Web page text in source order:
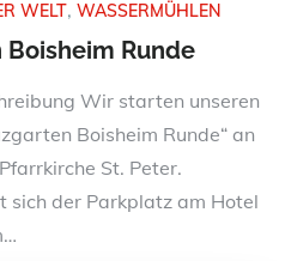
WELT WASSERMÜHLEN
Runde
Wir starten unseren
Boisheim Runde“ an
St. Peter.
sich der Parkplatz am Hotel